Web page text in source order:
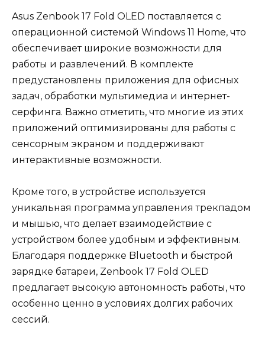
Asus Zenbook 17 Fold OLED поставляется с
операционной системой Windows 11 Home, что
обеспечивает широкие возможности для
работы и развлечений. В комплекте
предустановлены приложения для офисных
задач, обработки мультимедиа и интернет-
серфинга. Важно отметить, что многие из этих
приложений оптимизированы для работы с
сенсорным экраном и поддерживают
интерактивные возможности.
Кроме того, в устройстве используется
уникальная программа управления трекпадом
и мышью, что делает взаимодействие с
устройством более удобным и эффективным.
Благодаря поддержке Bluetooth и быстрой
зарядке батареи, Zenbook 17 Fold OLED
предлагает высокую автономность работы, что
особенно ценно в условиях долгих рабочих
сессий.